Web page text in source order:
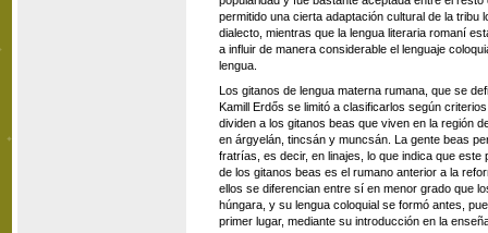
permitido una cierta adaptación cultural de la
dialecto, mientras que la lengua literaria romaní
a influir de manera considerable el lenguaje
lengua.
Los gitanos de lengua materna rumana, que se
Kamill Erdős se limitó a clasificarlos según
dividen a los gitanos beas que viven en la región
en árgyelán, tincsán y muncsán. La gente beas
fratrías, es decir, en linajes, lo que indica que
de los gitanos beas es el rumano anterior a la
ellos se diferencian entre sí en menor grado que
húngara, y su lengua coloquial se formó antes,
primer lugar, mediante su introducción en la